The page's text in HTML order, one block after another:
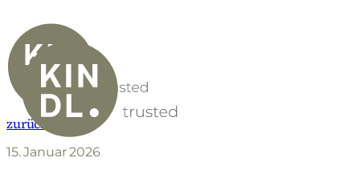
zurück
15. Januar 2026